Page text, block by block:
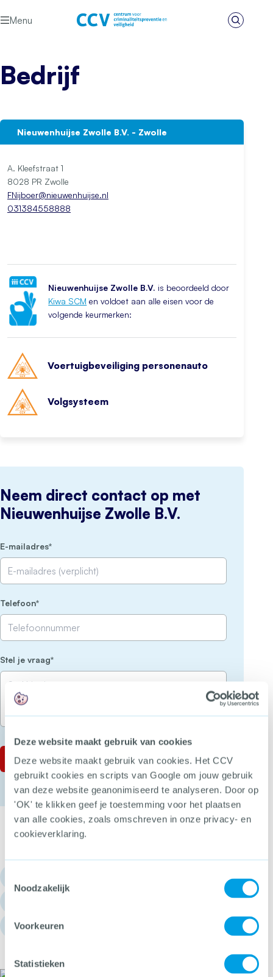
Deze website maakt gebruik van cookies
Deze website maakt gebruik van cookies. Het CCV
gebruikt cookies en scripts van Google om jouw gebruik
van deze website geanonimiseerd te analyseren. Door op
'OK' te klikken geef je toestemming voor het plaatsen
van alle cookies, zoals omschreven in onze privacy- en
cookieverklaring.
Noodzakelijk
Voorkeuren
Statistieken
Menu
Zoeken
Bedrijf
Neem direct contact op met
Nieuwenhuijse Zwolle B.V.
E-mailadres
Telefoon
Stel je vraag
Nieuwenhuijse Zwolle B.V. - Zwolle
A. Kleefstraat 1
8028 PR Zwolle
FNijboer@nieuwenhuijse.nl
031384558888
Nieuwenhuijse Zwolle B.V. is beoordeeld door
Kiwa SCM en voldoet aan alle eisen voor de
volgende keurmerken:
Voertuigbeveiliging personenauto
Volgsysteem
Churchilllaan 11, 3527 GV Utrecht